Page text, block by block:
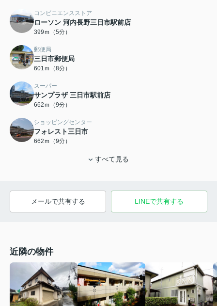
コンビニエンスストア
ローソン 河内長野三日市駅前店
399ｍ（5分）
郵便局
三日市郵便局
601ｍ（8分）
スーパー
サンプラザ 三日市駅前店
662ｍ（9分）
ショッピングセンター
フォレスト三日市
662ｍ（9分）
すべて見る
メールで共有する LINEで共有する
近隣の物件